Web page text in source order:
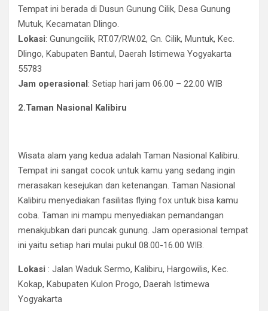
Tempat ini berada di Dusun Gunung Cilik, Desa Gunung
Mutuk, Kecamatan Dlingo.
Lokasi: Gunungcilik, RT.07/RW.02, Gn. Cilik, Muntuk, Kec.
Dlingo, Kabupaten Bantul, Daerah Istimewa Yogyakarta
55783
Jam operasional: Setiap hari jam 06.00 – 22.00 WIB
2.Taman Nasional Kalibiru
Wisata alam yang kedua adalah Taman Nasional Kalibiru.
Tempat ini sangat cocok untuk kamu yang sedang ingin
merasakan kesejukan dan ketenangan. Taman Nasional
Kalibiru menyediakan fasilitas flying fox untuk bisa kamu
coba. Taman ini mampu menyediakan pemandangan
menakjubkan dari puncak gunung. Jam operasional tempat
ini yaitu setiap hari mulai pukul 08.00-16.00 WIB.
Lokasi : Jalan Waduk Sermo, Kalibiru, Hargowilis, Kec.
Kokap, Kabupaten Kulon Progo, Daerah Istimewa
Yogyakarta